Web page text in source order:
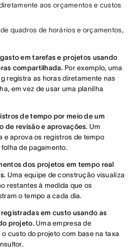
aos orçamentos e custos
quadros de horários e orçamentos,
em tarefas e projetos usando
compartilhada. Por exemplo, uma
registra as horas diretamente nas
em vez de usar uma planilha
de tempo por meio de um
de revisão e aprovações. Um
e aprova os registros de tempo
de pagamento.
dos projetos em tempo real
Uma equipe de construção visualiza
restantes à medida que os
o tempo a cada dia.
em custo usando as
projeto. Uma empresa de
custo do projeto com base na taxa